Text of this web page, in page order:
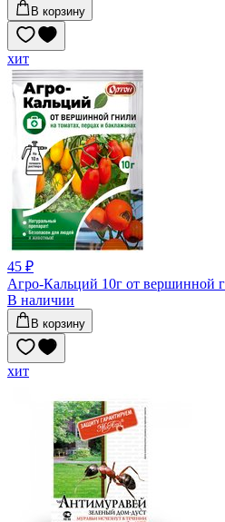
В корзину
хит
45 ₽
Агро-Кальций 10г от вершинной
В наличии
В корзину
хит